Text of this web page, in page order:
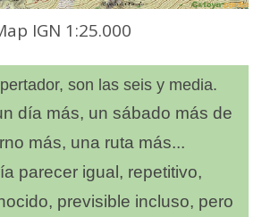
IGN 1:25.000
son las seis y media.
día más, un sábado más de
más, una ruta más...
parecer igual, repetitivo,
previsible incluso, pero